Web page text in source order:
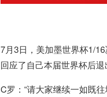
7月3日，美加墨世界杯1/
回应了自己本届世界杯后退
C罗：“请大家继续一如既